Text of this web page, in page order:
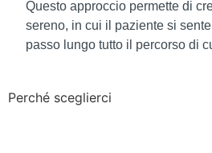
Questo approccio permette di
sereno, in cui il paziente si
passo lungo tutto il percorso di
Perché sceglierci